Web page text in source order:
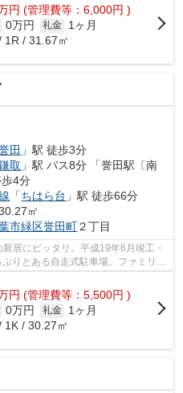
円 (管理費等：6,000円 )
0万円 礼金
1ヶ月
1R / 31.67㎡
田 」駅 徒歩3分
取 」駅 バス8分 「誉田駅〔南
4分
「ちはら台 」駅 徒歩66分
㎡
市緑区誉田町２丁目
居にピッタリ。平成19年6月竣工・
りとある自走式駐車場。ファミリー
円 (管理費等：5,500円 )
0万円 礼金
1ヶ月
1K / 30.27㎡